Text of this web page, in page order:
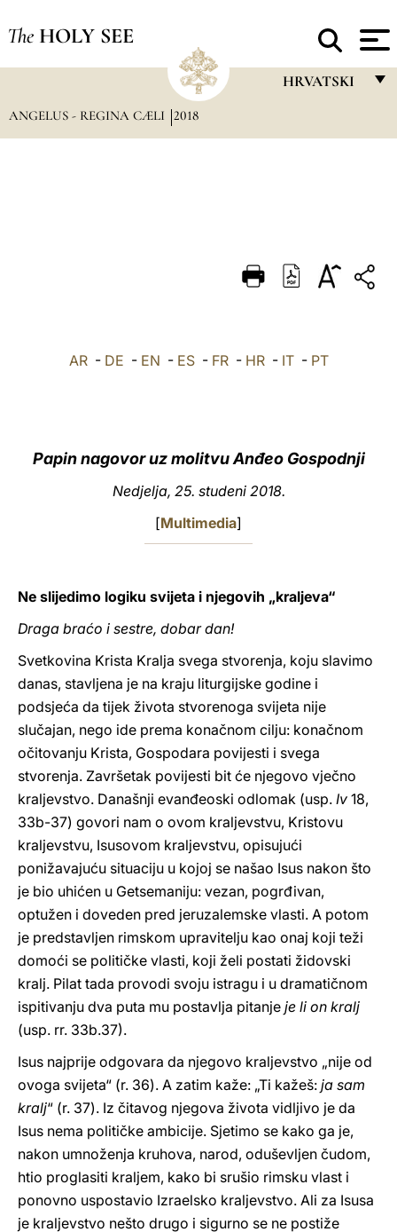
The HOLY SEE
HRVATSKI
DEUTSCH
العربيّة
ANGELUS - REGINA CÆLI 2018
AR- DE - EN - ES- FR- HR- IT- PT
Papin nagovor uz molitvu Anđeo Gospodnji
Nedjelja, 25. studeni 2018.
[Multimedia]
Ne slijedimo logiku svijeta i njegovih „kraljeva“
Draga braćo i sestre, dobar dan!
Svetkovina Krista Kralja svega stvorenja, koju slavimo
danas, stavljena je na kraju liturgijske godine i
podsjeća da tijek života stvorenoga svijeta nije
slučajan, nego ide prema konačnom cilju: konačnom
očitovanju Krista, Gospodara povijesti i svega
stvorenja. Završetak povijesti bit će njegovo vječno
kraljevstvo. Današnji evanđeoski odlomak (usp. Iv 18,
33b-37) govori nam o ovom kraljevstvu, Kristovu
kraljevstvu, Isusovom kraljevstvu, opisujući
ponižavajuću situaciju u kojoj se našao Isus nakon što
je bio uhićen u Getsemaniju: vezan, pogrđivan,
optužen i doveden pred jeruzalemske vlasti. A potom
je predstavljen rimskom upravitelju kao onaj koji teži
domoći se političke vlasti, koji želi postati židovski
kralj. Pilat tada provodi svoju istragu i u dramatičnom
ispitivanju dva puta mu postavlja pitanje je li on kralj
(usp. rr. 33b.37).
Isus najprije odgovara da njegovo kraljevstvo „nije od
ovoga svijeta“ (r. 36). A zatim kaže: „Ti kažeš: ja sam
kralj“ (r. 37). Iz čitavog njegova života vidljivo je da
Isus nema političke ambicije. Sjetimo se kako ga je,
nakon umnoženja kruhova, narod, oduševljen čudom,
htio proglasiti kraljem, kako bi srušio rimsku vlast i
ponovno uspostavio Izraelsko kraljevstvo. Ali za Isusa
je kraljevstvo nešto drugo i sigurno se ne postiže